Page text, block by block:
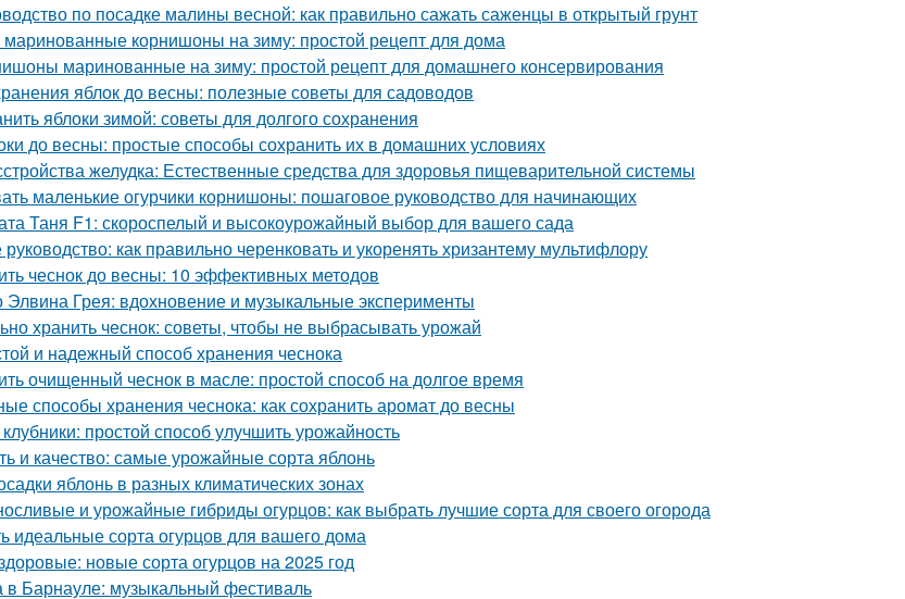
по посадке малины весной: как правильно сажать саженцы в открытый грунт
корнишоны на зиму: простой рецепт для дома
маринованные на зиму: простой рецепт для домашнего консервирования
яблок до весны: полезные советы для садоводов
яблоки зимой: советы для долгого сохранения
до весны: простые способы сохранить их в домашних условиях
желудка: Естественные средства для здоровья пищеварительной системы
маленькие огурчики корнишоны: пошаговое руководство для начинающих
Таня F1: скороспелый и высокоурожайный выбор для вашего сада
как правильно черенковать и укоренять хризантему мультифлору
чеснок до весны: 10 эффективных методов
Элвина Грея: вдохновение и музыкальные эксперименты
хранить чеснок: советы, чтобы не выбрасывать урожай
и надежный способ хранения чеснока
очищенный чеснок в масле: простой способ на долгое время
способы хранения чеснока: как сохранить аромат до весны
простой способ улучшить урожайность
и качество: самые урожайные сорта яблонь
яблонь в разных климатических зонах
и урожайные гибриды огурцов: как выбрать лучшие сорта для своего огорода
идеальные сорта огурцов для вашего дома
новые сорта огурцов на 2025 год
в Барнауле: музыкальный фестиваль